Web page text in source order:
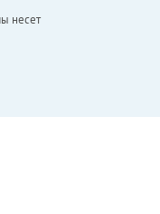
несет